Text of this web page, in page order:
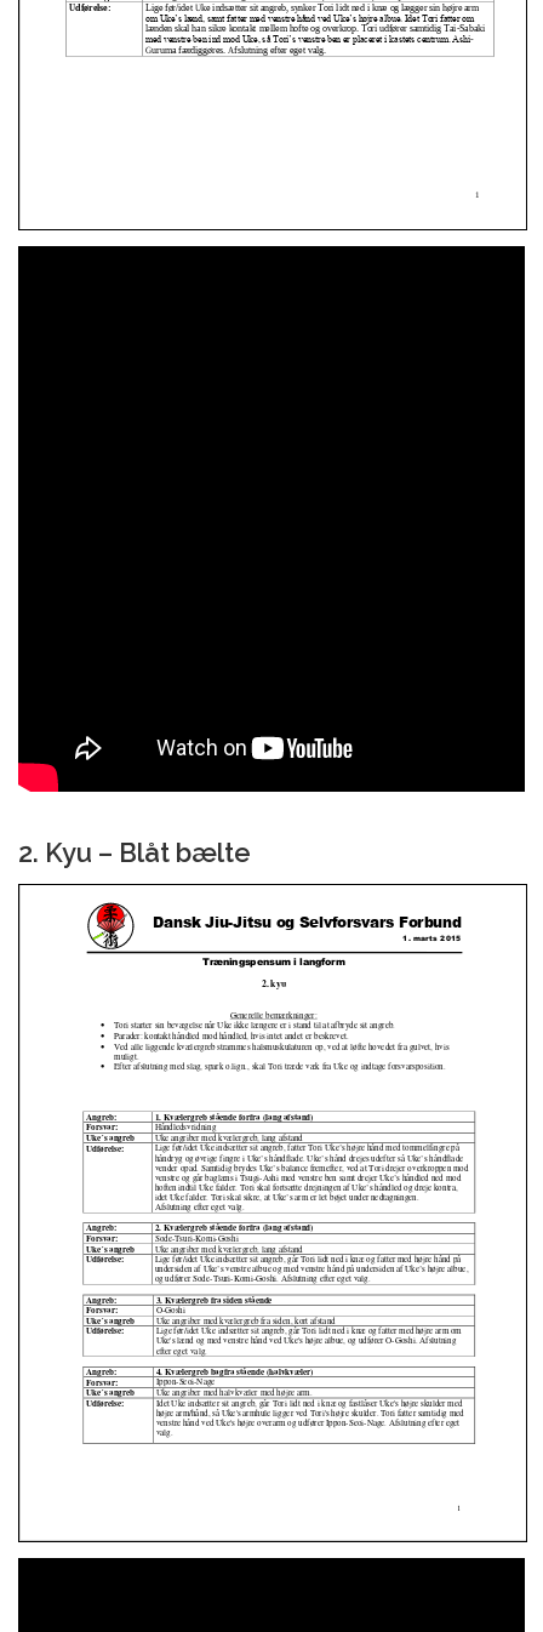
2. Kyu – Blåt bælte